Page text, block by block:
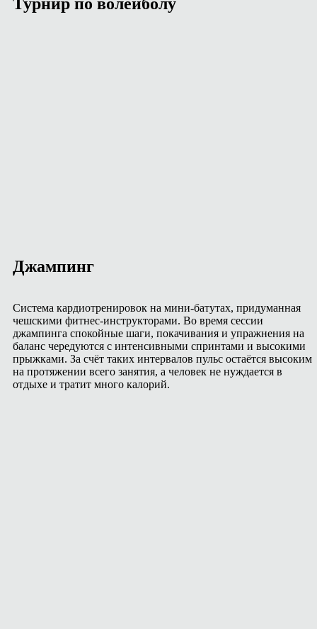
Джампинг
Система кардиотренировок на мини‑батутах, придуманная
чешскими фитнес‑инструкторами. Во время сессии
джампинга спокойные шаги, покачивания и упражнения на
баланс чередуются с интенсивными спринтами и высокими
прыжками. За счёт таких интервалов пульс остаётся высоким
на протяжении всего занятия, а человек не нуждается в
отдыхе и тратит много калорий.